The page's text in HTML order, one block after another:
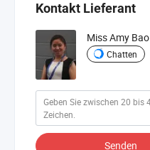
Kontakt Lieferant
Miss Amy Bao
Chatten
Senden